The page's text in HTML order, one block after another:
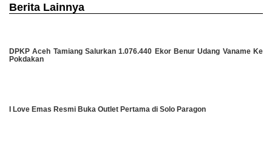
Berita Lainnya
DPKP Aceh Tamiang Salurkan 1.076.440 Ekor Benur Udang Vaname Ke
Pokdakan
I Love Emas Resmi Buka Outlet Pertama di Solo Paragon